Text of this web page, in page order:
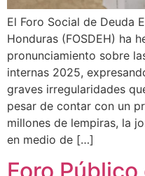
El Foro Social de Deuda
Honduras (FOSDEH) ha
pronunciamiento sobre
internas 2025,
graves irregularidades
pesar de contar con un
millones de lempiras, la
en medio de […]